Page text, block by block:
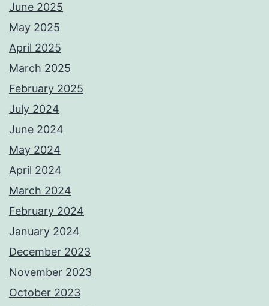
June 2025
May 2025
April 2025
March 2025
February 2025
July 2024
June 2024
May 2024
April 2024
March 2024
February 2024
January 2024
December 2023
November 2023
October 2023